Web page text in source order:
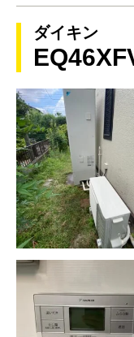
ダイキン